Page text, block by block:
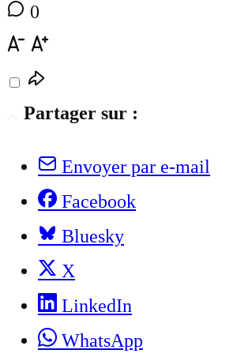
0
Partager sur :
Envoyer par e-mail
Facebook
Bluesky
X
LinkedIn
WhatsApp